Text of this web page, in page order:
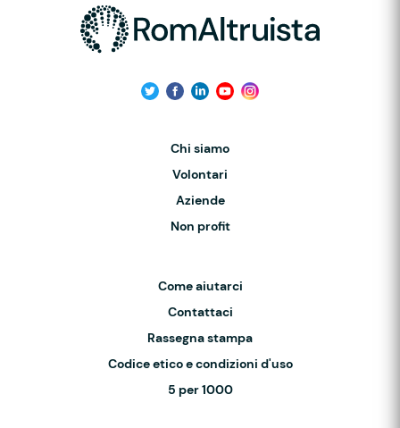
Chi siamo
Volontari
Aziende
Non profit
Come aiutarci
Contattaci
Rassegna stampa
Codice etico e condizioni d'uso
5 per 1000